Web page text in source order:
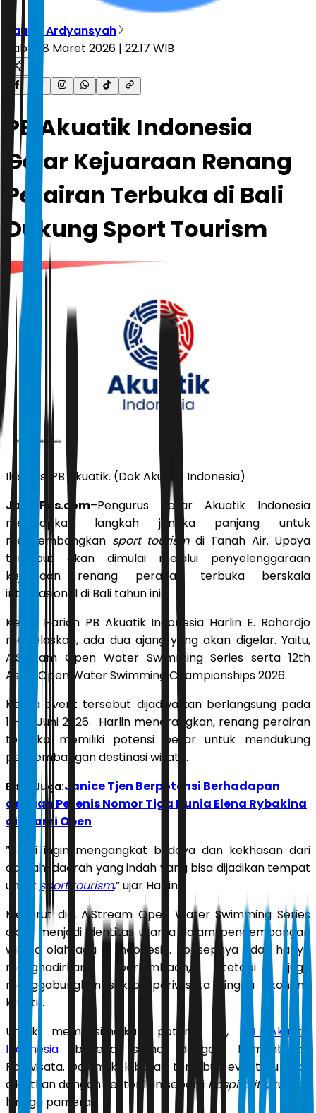
Taufiq Ardyansyah
Rabu, 18 Maret 2026 | 22.17 WIB
PB Akuatik Indonesia
Gelar Kejuaraan Renang
Perairan Terbuka di Bali
Dukung Sport Tourism
Ilustrasi PB Akuatik. (Dok Akuatik Indonesia)
JawaPos.com–Pengurus Besar Akuatik Indonesia
menyiapkan langkah jangka panjang untuk
mengembangkan sport tourismdi Tanah Air. Upaya
tersebut akan dimulai melalui penyelenggaraan
kejuaraan renang perairan terbuka berskala
internasional di Bali tahun ini.
Ketua Harian PB Akuatik Indonesia Harlin E. Rahardjo
menjelaskan, ada dua ajang yang akan digelar. Yaitu,
A.Stream Open Water Swimming Series serta 12th
Asian Open Water Swimming Championships 2026.
Kedua event tersebut dijadwalkan berlangsung pada
13–15 Juni 2026. Harlin menerangkan, renang perairan
terbuka memiliki potensi besar untuk mendukung
pengembangan destinasi wisata.
Baca Juga:Janice Tjen Berpotensi Berhadapan
dengan Petenis Nomor Tiga Dunia Elena Rybakina
di Miami Open
”Kami ingin mengangkat budaya dan kekhasan dari
daerah-daerah yang indah yang bisa dijadikan tempat
untuksport tourism,” ujar Harlin.
Menurut dia, A.Stream Open Water Swimming Series
akan menjadi identitas utama dalam pengembangan
wisata olahraga di Indonesia. Konsepnya tidak hanya
menghadirkan perlombaan, tetapi juga
menggabungkan sektor pariwisata hingga ekonomi
kreatif.
Untuk memaksimalkan potensi itu, PB Akuatik
Indonesia bekerja sama dengan Kementerian
Pariwisata. Dalam kolaborasi tersebut, event itu akan
dikaitkan dengan sektor lain seperti hospitality, kuliner,
hingga pameran.